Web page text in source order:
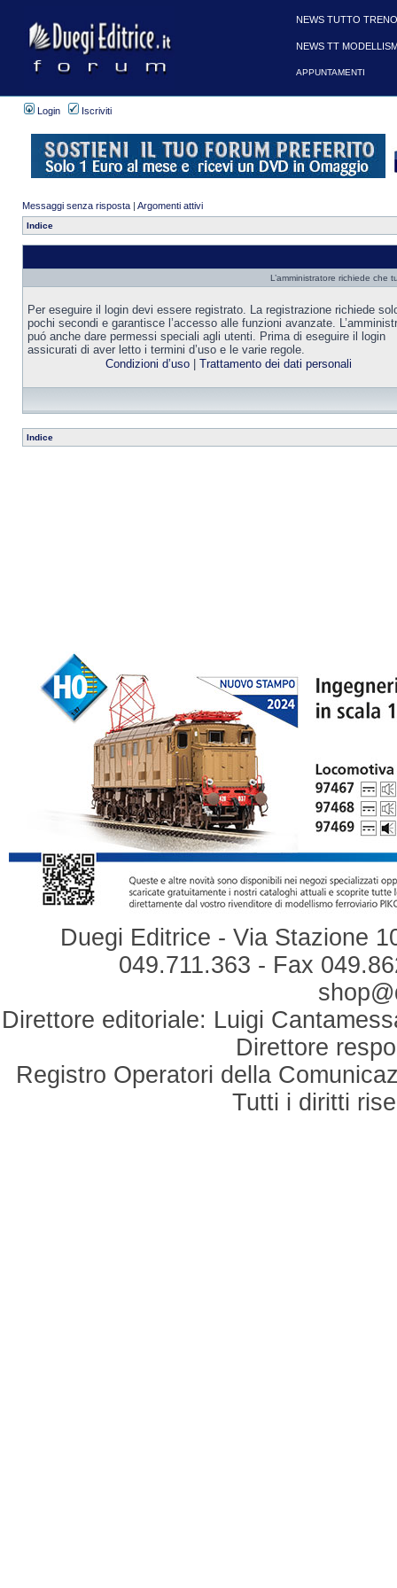
Login Iscriviti
Messaggi senza risposta | Argomenti attivi
Indice
L’amministratore richiede che
Per eseguire il login devi essere registrato. La registrazione richiede
pochi secondi e garantisce l’accesso alle funzioni avanzate.
puó anche dare permessi speciali agli utenti. Prima di eseguire il login
assicurati di aver letto i termini d’uso e le varie regole.
Condizioni d’uso| Trattamento dei dati personali
Indice
Duegi Editrice - Via Stazione
049.711.363 - Fax
Direttore editoriale: Luigi
Direttore
Registro Operatori della
Tutti i diritti
NEWS TUTTO
NEWS TT
APPUNTAMENTI